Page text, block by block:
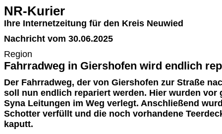
NR-Kurier
Ihre Internetzeitung für den Kreis Neuwied
Nachricht vom 30.06.2025
Region
Fahrradweg in Giershofen wird endlich
Der Fahrradweg, der von Giershofen zur Straße
soll nun endlich repariert werden. Hier wurden vor
Syna Leitungen im Weg verlegt. Anschließend
Schotter verfüllt und die noch vorhandene
kaputt.